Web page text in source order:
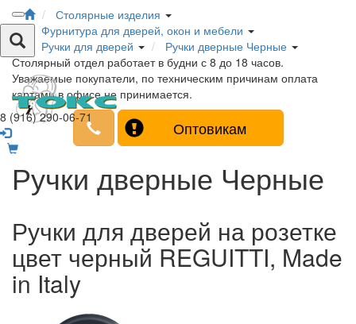
8 (916) 290-06-71
Столярные изделия
Фурнитура для дверей, окон и мебели
Ручки для дверей
Ручки дверные Черные
Столярный отдел работает в будни с 8 до 18 часов.
Уважаемые покупатели, по техническим причинам оплата
картами в офисе не принимается.
Оптовикам
Ручки дверные Черные
Ручки для дверей на розетке
цвет черный REGUITTI, Made
in Italy